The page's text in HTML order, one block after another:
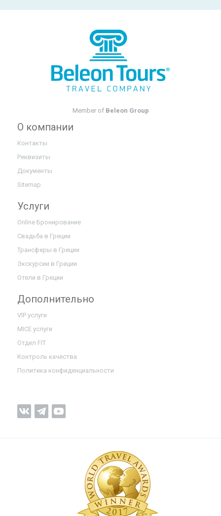
Member of Beleon Group
О компании
Контакты
Реквизиты
Документы
Sitemap
Услуги
Online Бронирование
Свадьба в Греции
Трансферы в Греции
Экскурсии в Греции
Отели в Греции
Дополнительно
VIP услуги
MICE услуги
Отдел FIT
Контроль качества
Политика конфиденциальности